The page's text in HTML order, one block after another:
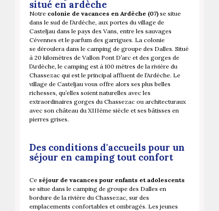
situé en ardèche
Notre colonie de vacances en Ardèche (07) se situe
dans le sud de l’Ardèche, aux portes du village de
Casteljau dans le pays des Vans, entre les sauvages
Cévennes et le parfum des garrigues. La colonie
se déroulera dans le camping de groupe des Dalles. Situé
à 20 kilomètres de Vallon Pont D’arc et des gorges de
l’Ardèche, le camping est à 100 mètres de la rivière du
Chassezac qui est le principal affluent de l’Ardèche. Le
village de Casteljau vous offre alors ses plus belles
richesses, qu’elles soient naturelles avec les
extraordinaires gorges du Chassezac ou architecturaux
avec son château du XIIIème siècle et ses bâtisses en
pierres grises.
Des conditions d'accueils pour un
séjour en camping tout confort
Ce séjour de vacances pour enfants et adolescents
se situe dans le camping de groupe des Dalles en
bordure de la rivière du Chassezac, sur des
emplacements confortables et ombragés. Les jeunes